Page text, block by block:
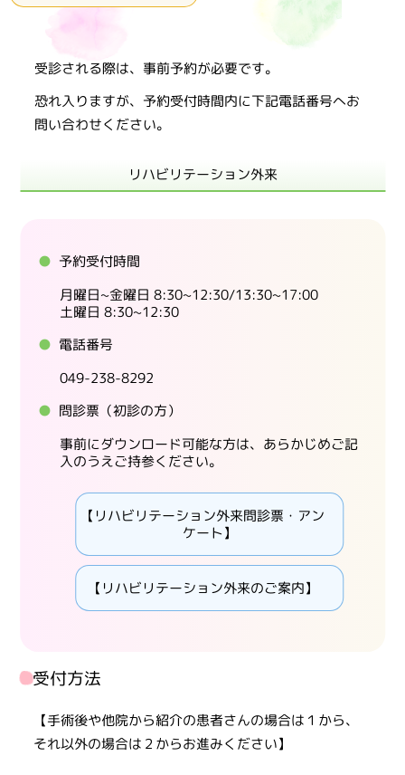
受診される際は、事前予約が必要です。
恐れ入りますが、予約受付時間内に下記電話番号へお
問い合わせください。
リハビリテーション外来
予約受付時間
月曜日~金曜日 8:30~12:30/13:30~17:00
土曜日 8:30~12:30
電話番号
049-238-8292
問診票（初診の方）
事前にダウンロード可能な方は、あらかじめご記
入のうえご持参ください。
【リハビリテーション外来問診票・アン
ケート】
【リハビリテーション外来のご案内】
受付方法
【手術後や他院から紹介の患者さんの場合は１から、
それ以外の場合は２からお進みください】